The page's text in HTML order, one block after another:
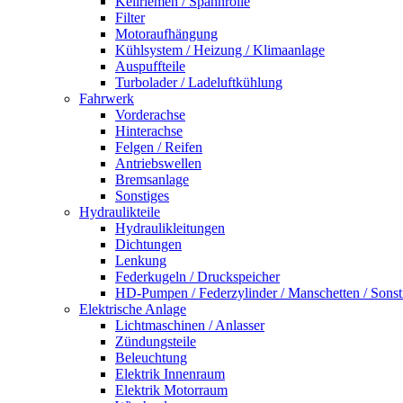
Filter
Motoraufhängung
Kühlsystem / Heizung / Klimaanlage
Auspuffteile
Turbolader / Ladeluftkühlung
Fahrwerk
Vorderachse
Hinterachse
Felgen / Reifen
Antriebswellen
Bremsanlage
Sonstiges
Hydraulikteile
Hydraulikleitungen
Dichtungen
Lenkung
Federkugeln / Druckspeicher
HD-Pumpen / Federzylinder / Manschetten /
Elektrische Anlage
Lichtmaschinen / Anlasser
Zündungsteile
Beleuchtung
Elektrik Innenraum
Elektrik Motorraum